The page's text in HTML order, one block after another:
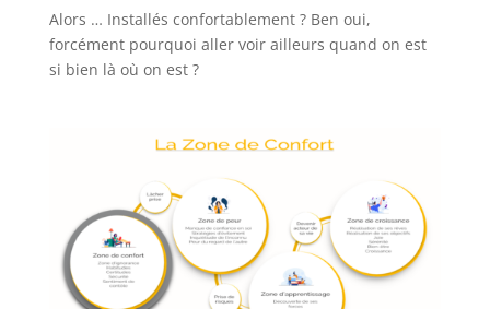
Alors … Installés confortablement ? Ben oui,
forcément pourquoi aller voir ailleurs quand on est
si bien là où on est ?